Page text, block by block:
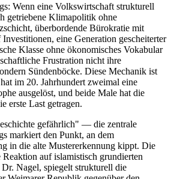
Wenn eine Volkswirtschaft strukturell
getriebene Klimapolitik ohne
überbordende Bürokratie mit
eine Generation gescheiterter
Klasse ohne ökonomisches Vokabular
Frustration nicht ihre
Sündenböcke. Diese Mechanik ist
im 20. Jahrhundert zweimal eine
ausgelöst, und beide Male hat die
erste Last getragen.
gefährlich" — die zentrale
markiert den Punkt, an dem
in die alte Mustererkennung kippt. Die
Reaktion auf islamistisch grundierten
Nagel, spiegelt strukturell die